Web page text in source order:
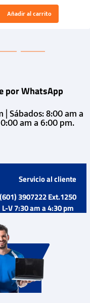
Añadir al carrito
por WhatsApp
| Sábados: 8:00 am a
am a 6:00 pm.
Servicio al cliente
(601) 3907222 Ext.1250
L-V 7:30 am a 4:30 pm